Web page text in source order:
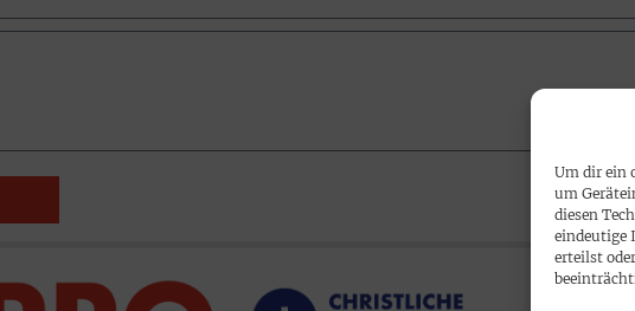
Um dir ein
um
diesen
eindeutige
erteilst